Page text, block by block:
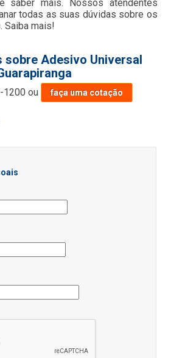
saber mais. Nossos atendentes
todas as suas dúvidas sobre os
Saiba mais!
sobre Adesivo Universal
1200 ou faça uma cotação